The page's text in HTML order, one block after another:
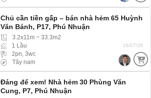
Chủ cần tiền gấp – bán nhà hẻm 65 Huỳnh
Văn Bánh, P17, Phú Nhuận
3.2x11m ~ 33.3m2
1 Lầu
2pn, 3wc
Tây nam
16/07/26
Đáng để xem! Nhà hẻm 30 Phùng Văn
Cung, P7, Phú Nhuận